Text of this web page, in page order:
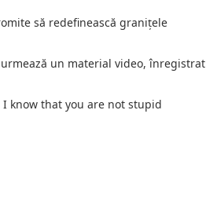
să redefinească granițele
un material video, înregistrat
I know that you are not stupid